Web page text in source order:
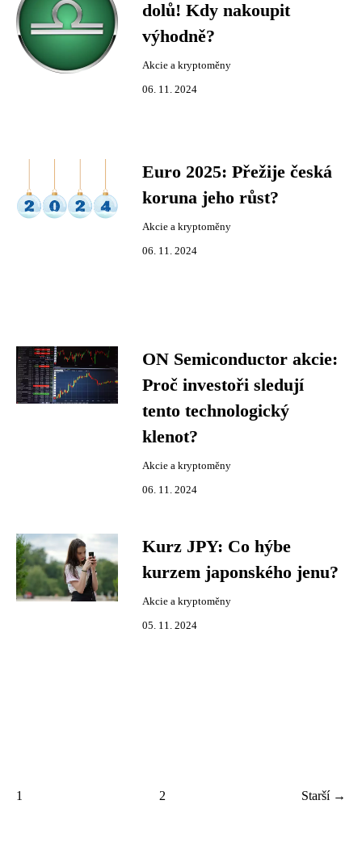
dolů! Kdy nakoupit
výhodně?
Akcie a kryptoměny
06. 11. 2024
Euro 2025: Přežije česká
koruna jeho růst?
Akcie a kryptoměny
06. 11. 2024
ON Semiconductor akcie:
Proč investoři sledují
tento technologický
klenot?
Akcie a kryptoměny
06. 11. 2024
Kurz JPY: Co hýbe
kurzem japonského jenu?
Akcie a kryptoměny
05. 11. 2024
1 2 Starší →